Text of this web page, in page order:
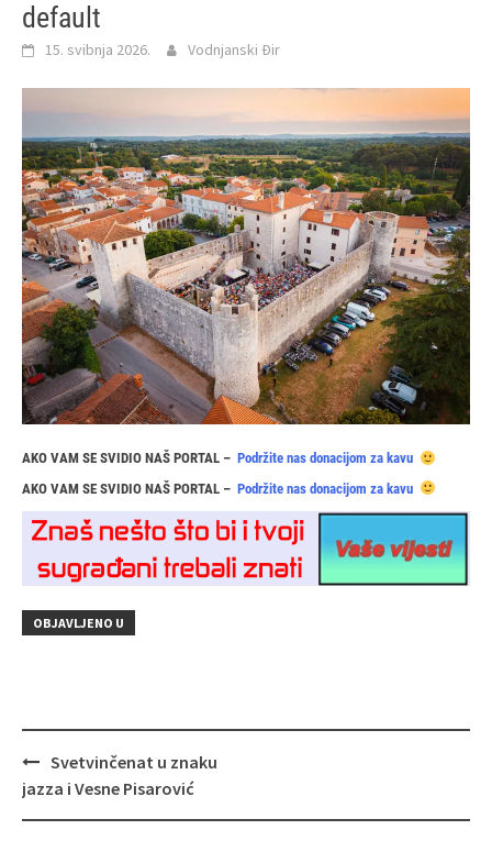
default
15. svibnja 2026. Vodnjanski Đir
AKO VAM SE SVIDIO NAŠ PORTAL – Podržite nas donacijom za kavu
AKO VAM SE SVIDIO NAŠ PORTAL – Podržite nas donacijom za kavu
OBJAVLJENO U
Navigacija
objava
Svetvinčenat u znaku
jazza i Vesne Pisarović